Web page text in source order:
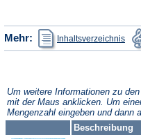
Mehr: Inhaltsverzeichnisin
Um weitere Informationen zu
mit der Maus anklicken. Um
Mengenzahl eingeben und dann
Beschreibung